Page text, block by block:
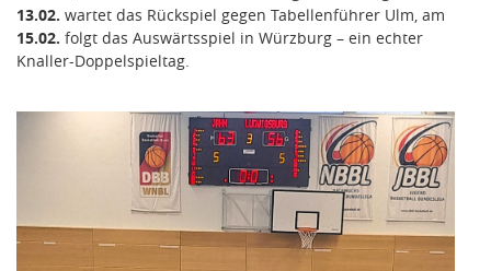
13.02. wartet das Rückspiel gegen Tabellenführer Ulm, am
15.02. folgt das Auswärtsspiel in Würzburg – ein echter
Knaller-Doppelspieltag.